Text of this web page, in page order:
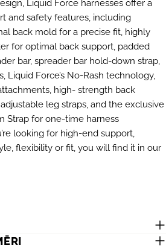
Liquid Force harnesses offer a
and safety features, including
back mold for a precise fit, highly
for optimal back support, padded
bar, spreader bar hold-down strap,
Liquid Force’s No-Rash technology,
high- strength back
leg straps, and the exclusive
Strap for one-time harness
looking for high-end support,
flexibility or fit, you will find it in our
PRODUKTU
KOPĒT
UZDOT JAUTĀJUMU
NOSŪTĪT JAUTĀJUMU